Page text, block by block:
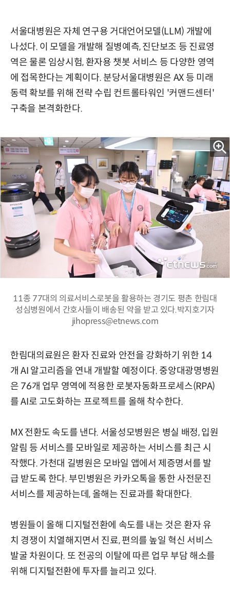
서울대병원은 자체 연구용 거대언어모델(LLM) 개발에
나섰다. 이 모델을 개발해 질병예측, 진단보조 등 진료영
역은 물론 임상시험, 환자용 챗봇 서비스 등 다양한 영역
에 접목한다는 계획이다. 분당서울대병원은 AX 등 미래
동력 확보를 위해 전략 수립 컨트롤타워인 '커맨드센터'
구축을 본격화한다.
11종 77대의 의료서비스로봇을 활용하는 경기도 평촌 한림대
성심병원에서 간호사들이 배송된 약을 받고 있다.박지호기자
jihopress@etnews.com
한림대의료원은 환자 진료와 안전을 강화하기 위한 14
개 AI 알고리즘을 연내 개발할 예정이다. 중앙대광명병원
은 76개 업무 영역에 적용한 로봇자동화프로세스(RPA)
를 AI로 고도화하는 프로젝트를 올해 착수한다.
MX 전환도 속도를 낸다. 서울성모병원은 병실 배정, 입원
알림 등 서비스를 모바일로 제공하는 서비스를 최근 시
작했다. 가천대 길병원은 모바일 앱에서 제증명서를 발
급 받도록 한다. 부민병원은 카카오톡을 통한 사전문진
서비스를 제공하는데, 올해는 진료과를 확대한다.
병원들이 올해 디지털전환에 속도를 내는 것은 환자 유
치 경쟁이 치열해지면서 진료, 편의를 높일 혁신 서비스
발굴 차원이다. 또 전공의 이탈에 따른 업무 부담 해소를
위해 디지털전환에 투자를 늘리고 있다.